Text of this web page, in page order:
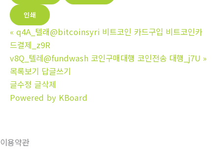
인쇄
« q4A_텔래@bitcoinsyri 비트코인 카드구입 비트코인카
드결제_z9R
v8Q_텔레@fundwash 코인구매대행 코인전송 대행_j7U »
목록보기 답글쓰기
글수정 글삭제
Powered by KBoard
이용약관